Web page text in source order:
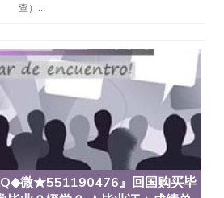
查）...
Q◆微★551190476』回国购买毕